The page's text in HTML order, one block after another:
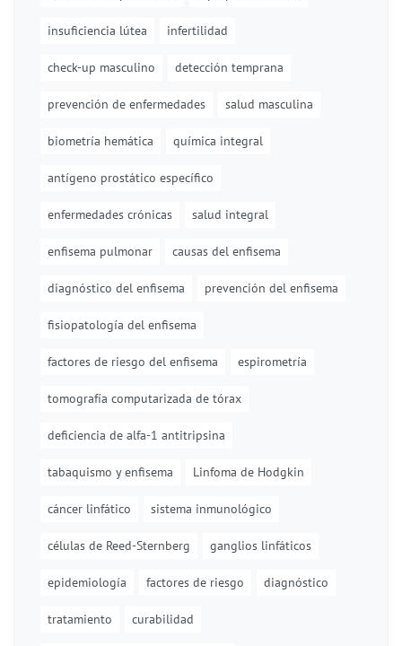
insuficiencia lútea infertilidad
check-up masculino detección temprana
prevención de enfermedades salud masculina
biometría hemática química integral
antígeno prostático específico
enfermedades crónicas salud integral
enfisema pulmonar causas del enfisema
diagnóstico del enfisema prevención del enfisema
fisiopatología del enfisema
factores de riesgo del enfisema espirometría
tomografía computarizada de tórax
deficiencia de alfa-1 antitripsina
tabaquismo y enfisema Linfoma de Hodgkin
cáncer linfático sistema inmunológico
células de Reed-Sternberg ganglios linfáticos
epidemiología factores de riesgo diagnóstico
tratamiento curabilidad